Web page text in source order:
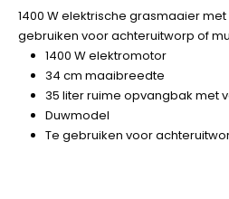
1400 W elektrische grasmaaier
gebruiken voor achteruitworp of
1400 W elektromotor
34 cm maaibreedte
35 liter ruime opvangbak met
Duwmodel
Te gebruiken voor